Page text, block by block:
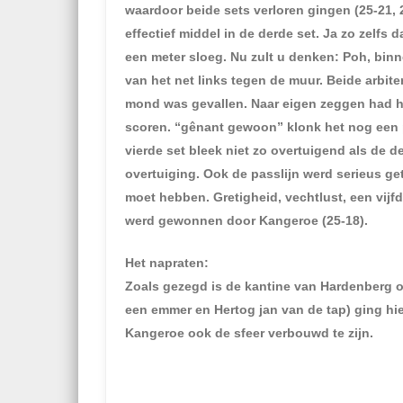
waardoor beide sets verloren gingen (25-
effectief middel in de derde set. Ja zo zelfs
een meter sloeg. Nu zult u denken: Poh,
van het net links tegen de muur. Beide
mond was gevallen. Naar eigen zeggen
scoren. “gênant gewoon” klonk het nog een
vierde set bleek niet zo overtuigend als de
overtuiging. Ook de passlijn werd serieus
moet hebben. Gretigheid, vechtlust, een
werd gewonnen door Kangeroe (25-18).
Het napraten:
Zoals gezegd is de kantine van Hardenberg
een emmer en Hertog jan van de tap) ging
Kangeroe ook de sfeer verbouwd te zijn.